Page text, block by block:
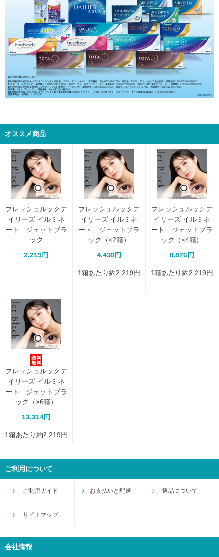
オススメ商品
フレッシュルックデ
イリーズ イルミネ
ート ジェットブラ
ック
2,219円
フレッシュルックデ
イリーズ イルミネ
ート ジェットブラ
ック（×2箱）
4,438円
1箱あたり約2,219円
フレッシュルックデ
イリーズ イルミネ
ート ジェットブラ
ック（×4箱）
8,876円
1箱あたり約2,219円
フレッシュルックデ
イリーズ イルミネ
ート ジェットブラ
ック（×6箱）
13,314円
1箱あたり約2,219円
ご利用について
ご利用ガイド お支払いと配送 返品について
サイトマップ
会社情報